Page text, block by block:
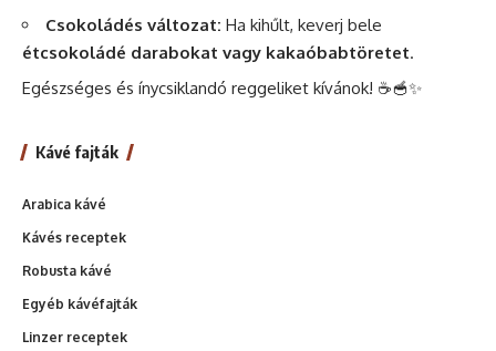
Csokoládés változat: Ha kihűlt, keverj bele
étcsokoládé darabokat vagy kakaóbabtöretet.
Egészséges és ínycsiklandó reggeliket kívánok! ☕🥣✨
Kávé fajták
Arabica kávé
Kávés receptek
Robusta kávé
Egyéb kávéfajták
Linzer receptek